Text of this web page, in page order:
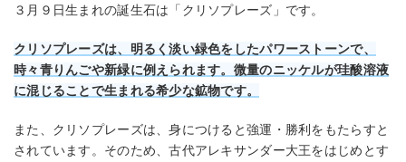
３月９日生まれの誕生石は「クリソプレーズ」です。
クリソプレーズは、明るく淡い緑色をしたパワーストーンで、
時々青りんごや新緑に例えられます。微量のニッケルが珪酸溶液
に混じることで生まれる希少な鉱物です。
また、クリソプレーズは、身につけると強運・勝利をもたらすと
されています。そのため、古代アレキサンダー大王をはじめとす